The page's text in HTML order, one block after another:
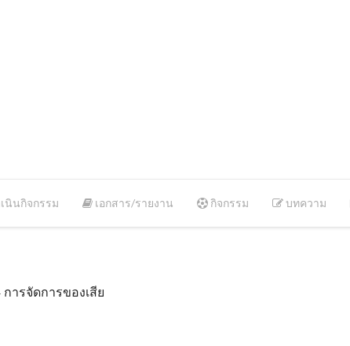
นินกิจกรรม เอกสาร/รายงาน กิจกรรม บทความ
ารจัดการของเสีย